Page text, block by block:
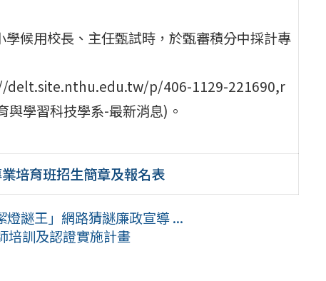
候用校長、主任甄試時，於甄審積分中採計專
delt.site.nthu.edu.tw/p/406-1129-221690,r
學習科技學系-最新消息)。
培育班招生簡章及報名表
謎王」網路猜謎廉政宣導 ...
培訓及認證實施計畫